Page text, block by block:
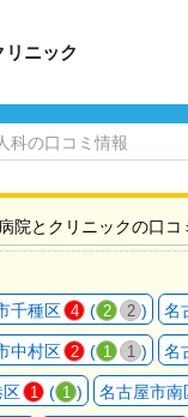
ニック
科の口コミ情報
院とクリニックの口コ
千種区 4 ( 2 2 ) 名
中村区 2 ( 1 1 ) 名
区 1 ( 1 ) 名古屋市南